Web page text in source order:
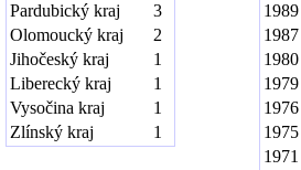
Pardubický kraj
3
Olomoucký kraj
2
Jihočeský kraj
1
Liberecký kraj
1
Vysočina kraj
1
Zlínský kraj
1
1989
1987
1980
1979
1976
1975
1971